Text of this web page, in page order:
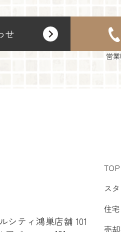
せ
営
シティ鴻巣店舗 101
TOP
ス
住
売